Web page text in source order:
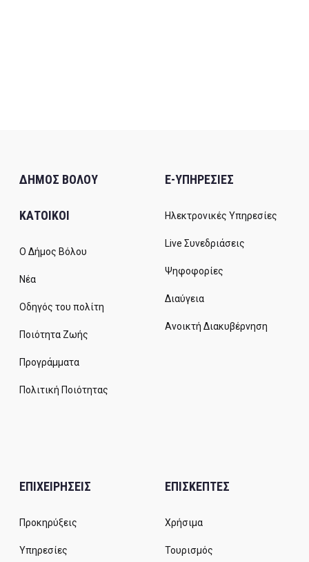
ΔΗΜΟΣ ΒΟΛΟΥ
ΚΑΤΟΙΚΟΙ
Ο Δήμος Βόλου
Νέα
Οδηγός του πολίτη
Ποιότητα Ζωής
Προγράμματα
Πολιτική Ποιότητας
E-ΥΠΗΡΕΣΙΕΣ
Ηλεκτρονικές Υπηρεσίες
Live Συνεδριάσεις
Ψηφοφορίες
Διαύγεια
Ανοικτή Διακυβέρνηση
ΕΠΙΧΕΙΡΗΣΕΙΣ
Προκηρύξεις
Υπηρεσίες
ΕΠΙΣΚΕΠΤΕΣ
Χρήσιμα
Τουρισμός